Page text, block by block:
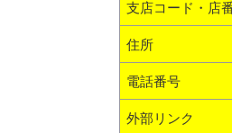
支店コード・店
住所
電話番号
外部リンク